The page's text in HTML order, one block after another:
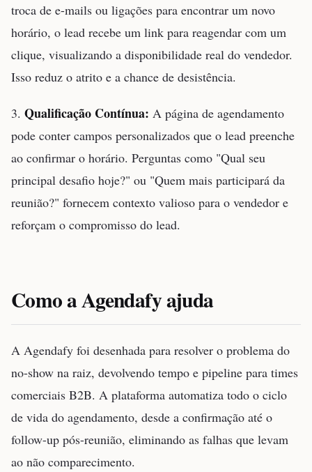
troca de e-mails ou ligações para encontrar um novo
horário, o lead recebe um link para reagendar com um
clique, visualizando a disponibilidade real do vendedor.
Isso reduz o atrito e a chance de desistência.
3. Qualificação Contínua: A página de agendamento
pode conter campos personalizados que o lead preenche
ao confirmar o horário. Perguntas como "Qual seu
principal desafio hoje?" ou "Quem mais participará da
reunião?" fornecem contexto valioso para o vendedor e
reforçam o compromisso do lead.
Como a Agendafy ajuda
A Agendafy foi desenhada para resolver o problema do
no-show na raiz, devolvendo tempo e pipeline para times
comerciais B2B. A plataforma automatiza todo o ciclo
de vida do agendamento, desde a confirmação até o
follow-up pós-reunião, eliminando as falhas que levam
ao não comparecimento.